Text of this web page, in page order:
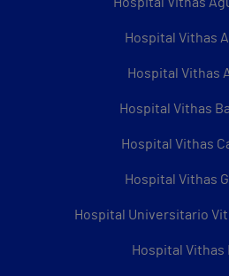
Hospital Vithas
Hospital Vithas
Hospital Vithas
Hospital Vithas
Hospital Vithas
Hospital Universitario
Hospital Vithas